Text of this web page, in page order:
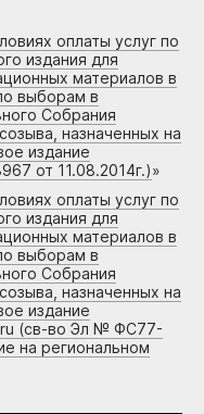
оплаты услуг по
издания для
материалов в
выборам в
Собрания
назначенных на
издание
от 11.08.2014г.)»
оплаты услуг по
издания для
материалов в
выборам в
Собрания
назначенных на
издание
(св-во Эл № ФС77-
на региональном